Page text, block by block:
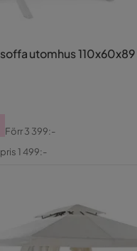
utomhus
Förr3 399:-
1 499:-